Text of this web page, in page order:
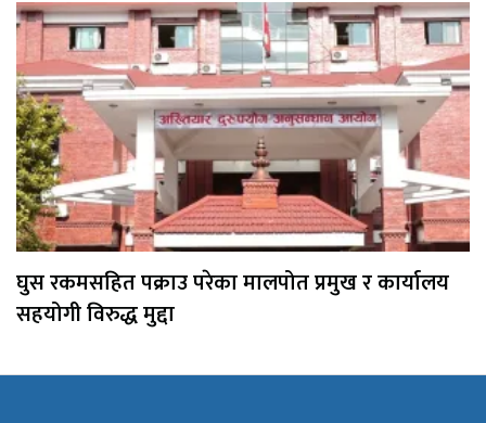
घुस रकमसहित पक्राउ परेका मालपोत प्रमुख र कार्यालय
सहयोगी विरुद्ध मुद्दा